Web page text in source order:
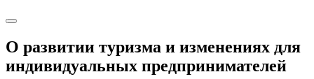
О развитии туризма и изменениях для
индивидуальных предпринимателей